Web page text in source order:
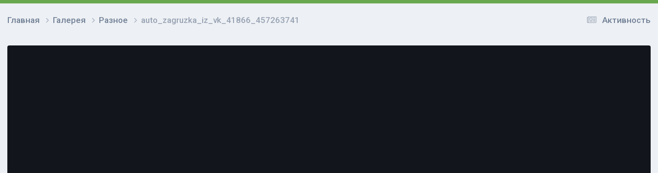
Активность
Главная Галерея Разное auto_zagruzka_iz_vk_41866_457263741